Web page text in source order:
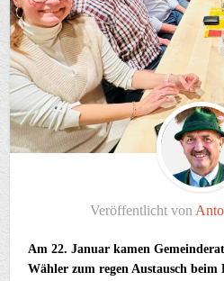
Veröffentlicht von
Am 22. Januar kamen
Wähler zum regen Austausch